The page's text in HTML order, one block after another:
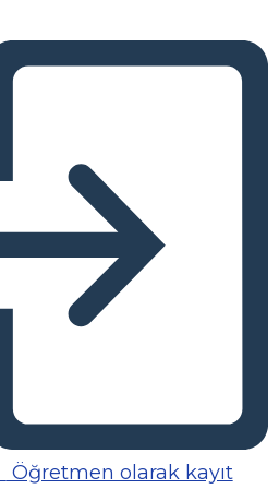
Öğretmen olarak kayıt